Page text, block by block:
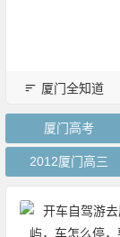
厦门全知道
厦门高考
2012厦门高三